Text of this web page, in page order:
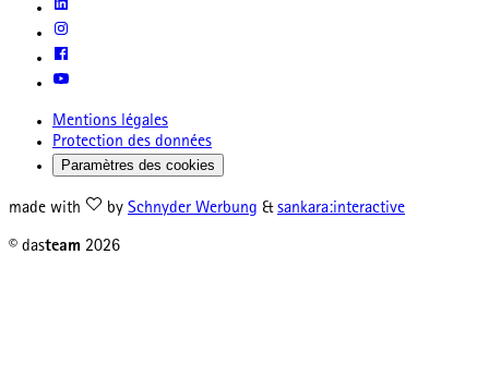
Mentions légales
Protection des données
Paramètres des cookies
made with by Schnyder Werbung & sankara:interactive
© dasteam 2026